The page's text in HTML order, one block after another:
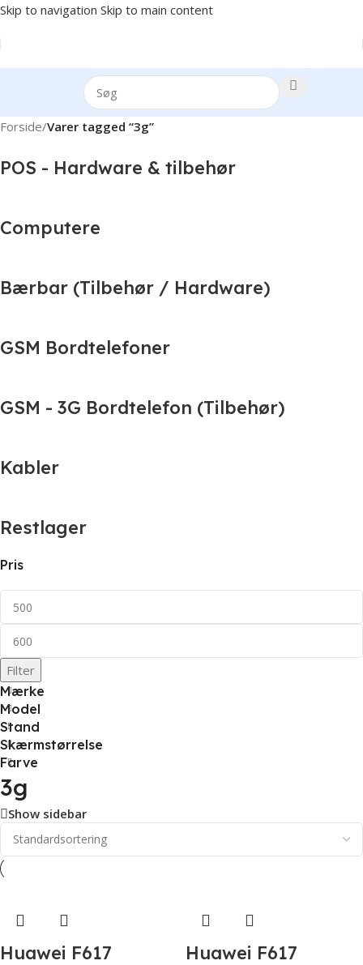
Skip to navigation Skip to main content
Forside/Varer tagged “3g”
POS - Hardware & tilbehør
Computere
Bærbar (Tilbehør / Hardware)
GSM Bordtelefoner
GSM - 3G Bordtelefon (Tilbehør)
Kabler
Restlager
Pris
Filter
Mærke
Model
Stand
Skærmstørrelse
Farve
3g
Show sidebar
Huawei F617
Huawei F617